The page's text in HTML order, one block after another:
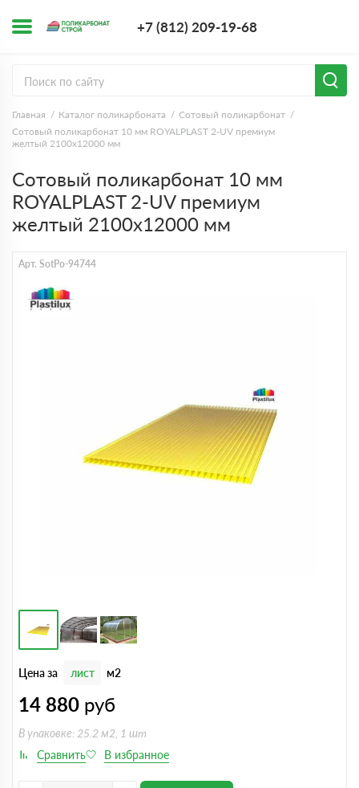
+7 (812) 209-19-68
Главная Каталог поликарбоната
Сотовый поликарбонат
Сотовый поликарбонат 10 мм ROYALPLAST 2-UV премиум
желтый 2100х12000 мм
Сотовый поликарбонат 10 мм
ROYALPLAST 2-UV премиум
желтый 2100х12000 мм
Арт. SotPo-94744
Цена за лист м2
14 880 руб
В упаковке: 25.2 м2, 1 шт